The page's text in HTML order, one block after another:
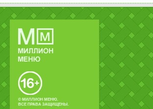
© МИЛЛИОН МЕНЮ.
ВСЕ ПРАВА ЗАЩИЩЕНЫ.